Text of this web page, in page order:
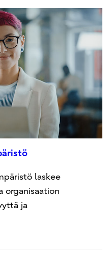
laskee
organisaation
ja